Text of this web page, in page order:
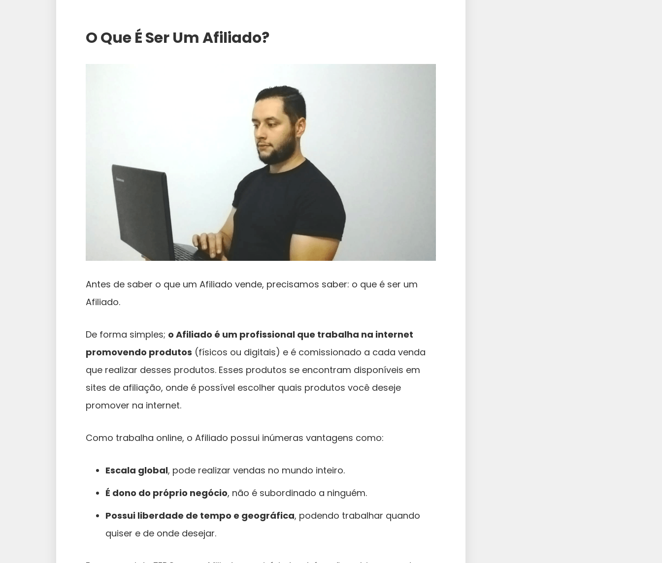
O Que É Ser Um Afiliado?
Antes de saber o que um Afiliado vende, precisamos saber: o que é ser um
Afiliado.
De forma simples; o Afiliado é um profissional que trabalha na internet
promovendo produtos (físicos ou digitais) e é comissionado a cada venda
que realizar desses produtos. Esses produtos se encontram disponíveis em
sites de afiliação, onde é possível escolher quais produtos você deseje
promover na internet.
Como trabalha online, o Afiliado possui inúmeras vantagens como:
Escala global, pode realizar vendas no mundo inteiro.
É dono do próprio negócio, não é subordinado a ninguém.
Possui liberdade de tempo e geográfica, podendo trabalhar quando
quiser e de onde desejar.